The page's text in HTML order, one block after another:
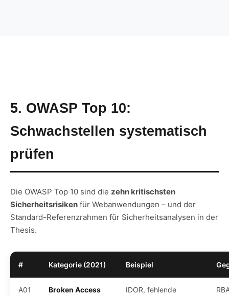
5. OWASP Top 10:
Schwachstellen systematisch
prüfen
Die OWASP Top 10 sind die zehn kritischsten
Sicherheitsrisiken für Webanwendungen – und der
Standard-Referenzrahmen für Sicherheitsanalysen in der
Thesis.
# Kategorie (2021) Beispiel
A01 Broken Access IDOR, fehlende